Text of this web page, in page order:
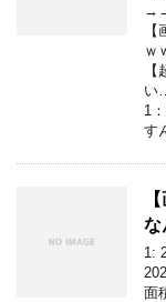
ｗ
い
1
す
な
1:
面